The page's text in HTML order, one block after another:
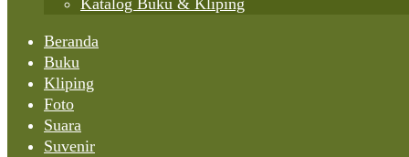
Katalog Buku & Kliping
Beranda
Buku
Kliping
Foto
Suara
Suvenir